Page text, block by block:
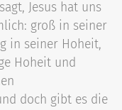
Jesus hat uns
groß in seiner
in seiner Hoheit,
Hoheit und
doch gibt es die